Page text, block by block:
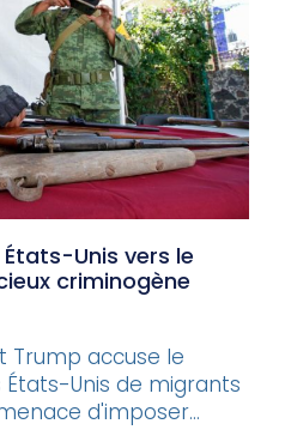
Unis vers le
criminogène
Trump accuse le
États-Unis de migrants
d'imposer...